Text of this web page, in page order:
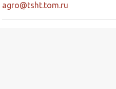
agro@tsht.tom.ru